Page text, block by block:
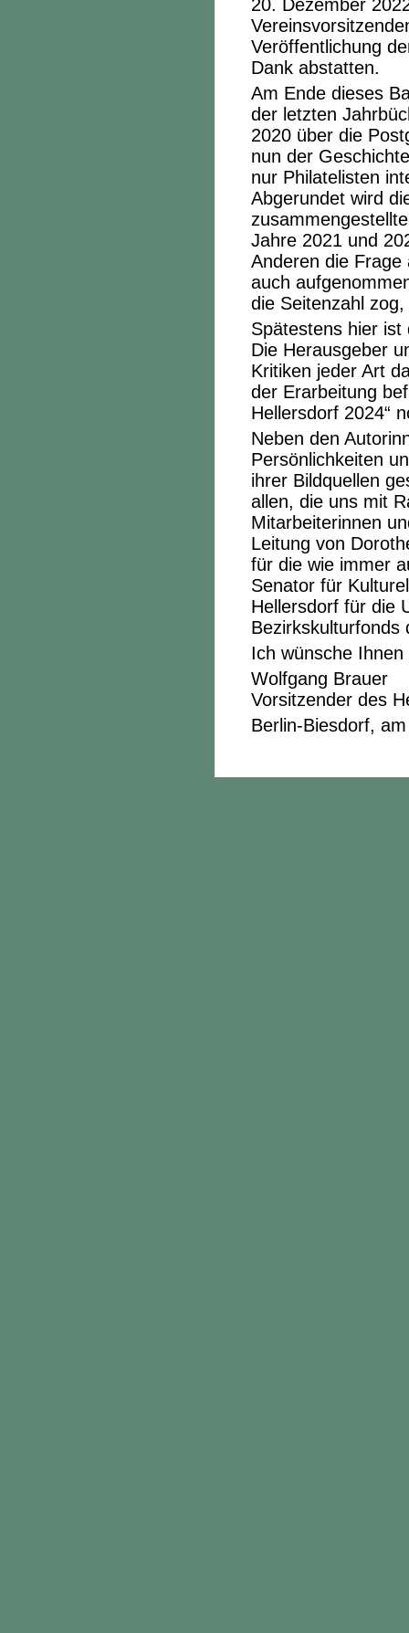
20. Dezember
Veröffentlichung
Dank abstatten.
Am Ende dieses
der letzten
2020 über die
nun der
nur Philatelisten
Abgerundet wird
Jahre 2021 und
Anderen die
auch
die Seitenzahl
Spätestens hier ist
Die Herausgeber
Kritiken jeder Art
der Erarbeitung
Hellersdorf 2024“
Neben den
Persönlichkeiten
ihrer Bildquellen
allen, die uns mit
Mitarbeiterinnen
Leitung von
für die wie immer
Senator für
Hellersdorf für die
Bezirkskulturfonds
Ich wünsche
Wolfgang Brauer
Vorsitzender des
Berlin-Biesdorf,